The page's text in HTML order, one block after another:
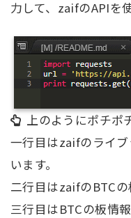
力して、zaifのAPIを
上のようにポチポ
一行目はzaifのライ
います。
二行目はzaifのBTCの
三行目はBTCの板情